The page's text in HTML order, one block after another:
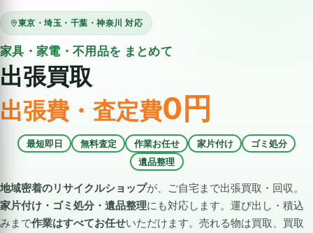
東京・埼玉・千葉・神奈川 対応
家具・家電・不用品を まとめて
出張買取
出張費・査定費0円
最短即日 無料査定 作業お任せ 家片付け
ゴミ処分
遺品整理
地域密着のリサイクルショップが、ご自宅まで出張買取・回収。
家片付け・ゴミ処分・遺品整理にも対応します。運び出し・積込
みまで作業はすべてお任せいただけます。売れる物は買取、買取